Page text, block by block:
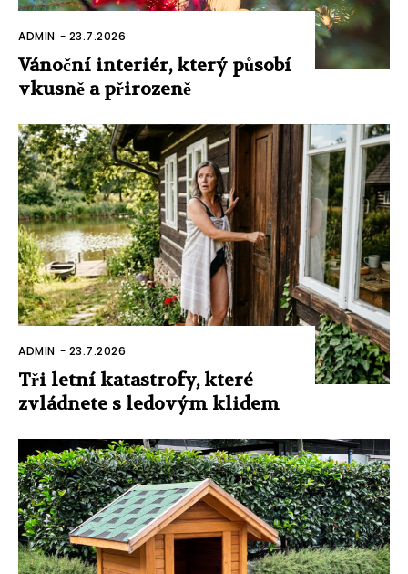
ADMIN - 23.7.2026
Vánoční interiér, který působí
vkusně a přirozeně
ADMIN - 23.7.2026
Tři letní katastrofy, které
zvládnete s ledovým klidem